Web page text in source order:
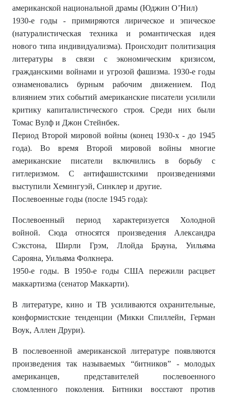
американской национальной драмы (Юджин О’Нил)
1930-е годы - примиряются лирическое и эпическое
(натуралистическая техника и романтическая идея
нового типа индивидуализма). Происходит политизация
литературы в связи с экономическим кризисом,
гражданскими войнами и угрозой фашизма. 1930-е годы
ознаменовались бурным рабочим движением. Под
влиянием этих событий американские писатели усилили
критику капиталистического строя. Среди них были
Томас Вулф и Джон Стейнбек.
Период Второй мировой войны (конец 1930-х - до 1945
года). Во время Второй мировой войны многие
американские писатели включились в борьбу с
гитлеризмом. С антифашистскими произведениями
выступили Хемингуэй, Синклер и другие.
Послевоенные годы (после 1945 года):
Послевоенный период характеризуется Холодной
войной. Сюда относятся произведения Александра
Сэкстона, Ширли Грэм, Ллойда Брауна, Уильяма
Сарояна, Уильяма Фолкнера.
1950-е годы. В 1950-е годы США пережили расцвет
маккартизма (сенатор Маккарти).
В литературе, кино и ТВ усиливаются охранительные,
конформистские тенденции (Микки Спиллейн, Герман
Воук, Аллен Друри).
В послевоенной американской литературе появляются
произведения так называемых “битников” - молодых
американцев, представителей послевоенного
сломленного поколения. Битники восстают против